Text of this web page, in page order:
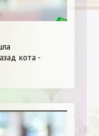
кота -